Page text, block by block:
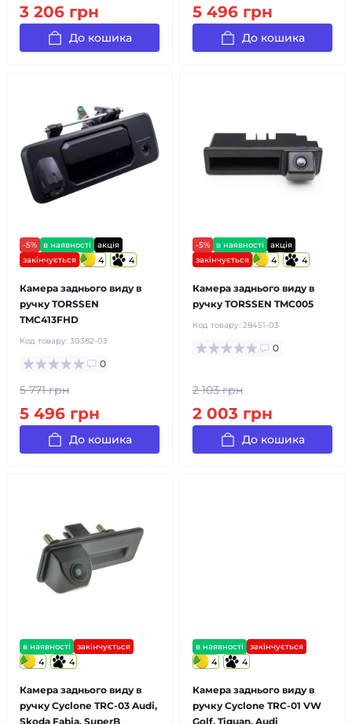
3 206 грн
До кошика
5 496 грн
До кошика
-5% в наявності
акція
закінчується
4 4
Камера заднього виду в
ручку TORSSEN
TMC413FHD
Код товару: 30382-03
0
5 771 грн
5 496 грн
До кошика
-5% в наявності
акція
закінчується
4 4
Камера заднього виду в
ручку TORSSEN TMC005
Код товару: 28451-03
0
2 103 грн
2 003 грн
До кошика
в наявності закінчується
4 4
Камера заднього виду в
ручку Cyclone TRC-03 Audi,
Skoda Fabia, SuperB
в наявності закінчується
4 4
Камера заднього виду в
ручку Cyclone TRC-01 VW
Golf, Tiguan, Audi